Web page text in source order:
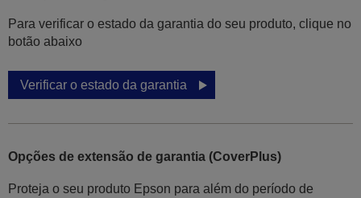
Para verificar o estado da garantia do seu produto, clique no
botão abaixo
Verificar o estado da garantia
Opções de extensão de garantia (CoverPlus)
Proteja o seu produto Epson para além do período de